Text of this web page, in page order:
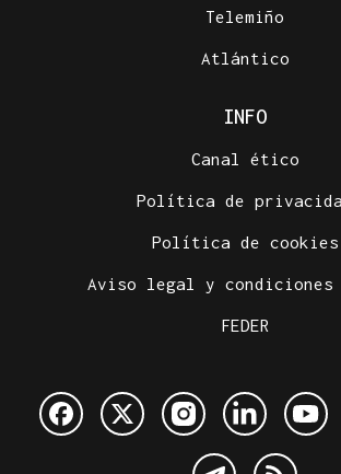
Telemiño
Atlántico
INFO
Canal ético
Política de
Política de cookies
Aviso legal y condiciones
FEDER